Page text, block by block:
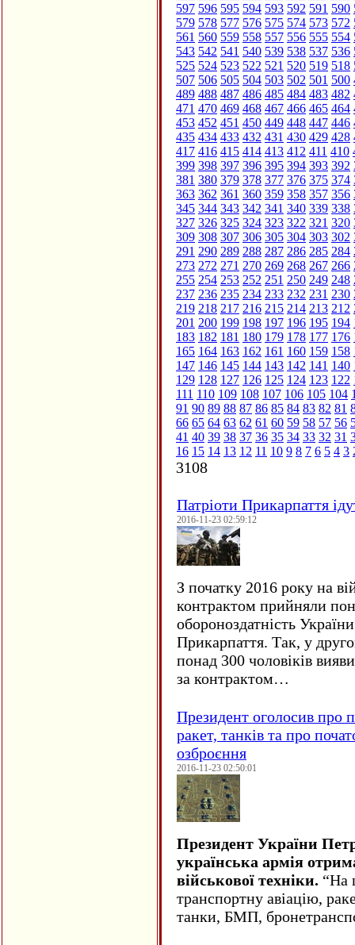
597 596 595 594 593 592 591 590
579 578 577 576 575 574 573 572
561 560 559 558 557 556 555 554
543 542 541 540 539 538 537 536
525 524 523 522 521 520 519 518
507 506 505 504 503 502 501 500
489 488 487 486 485 484 483 482
471 470 469 468 467 466 465 464
453 452 451 450 449 448 447 446
435 434 433 432 431 430 429 428
417 416 415 414 413 412 411 410
399 398 397 396 395 394 393 392
381 380 379 378 377 376 375 374
363 362 361 360 359 358 357 356
345 344 343 342 341 340 339 338
327 326 325 324 323 322 321 320
309 308 307 306 305 304 303 302
291 290 289 288 287 286 285 284
273 272 271 270 269 268 267 266
255 254 253 252 251 250 249 248
237 236 235 234 233 232 231 230
219 218 217 216 215 214 213 212
201 200 199 198 197 196 195 194
183 182 181 180 179 178 177 176
165 164 163 162 161 160 159 158
147 146 145 144 143 142 141 140
129 128 127 126 125 124 123 122
111 110 109 108 107 106 105 104
91 90 89 88 87 86 85 84 83 82 81
66 65 64 63 62 61 60 59 58 57 56
41 40 39 38 37 36 35 34 33 32 31
16 15 14 13 12 11 10 9 8 7 6 5 4 3
3108
Патріоти Прикарпаття
2016-11-23 02:59:12
З початку 2016 року на
контрактом прийняли
обороноздатність
Прикарпаття. Так, у
понад 300 чоловіків
за контрактом…
Президент оголосив про
ракет, танків та про
озброєння
2016-11-23 02:50:01
Президент України
українська армія
військової техніки. “На
транспортну авіацію,
танки, БМП,